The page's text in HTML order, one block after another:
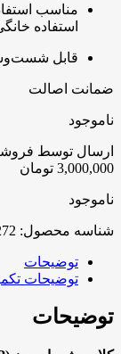
مناسب
استفاده
قابل
ضمانت اصالت
ناموجود
ارسال توسط
3,000,000 تومان
ناموجود
شناسه محصول:
توضیحات
توضیحات
توضیحات